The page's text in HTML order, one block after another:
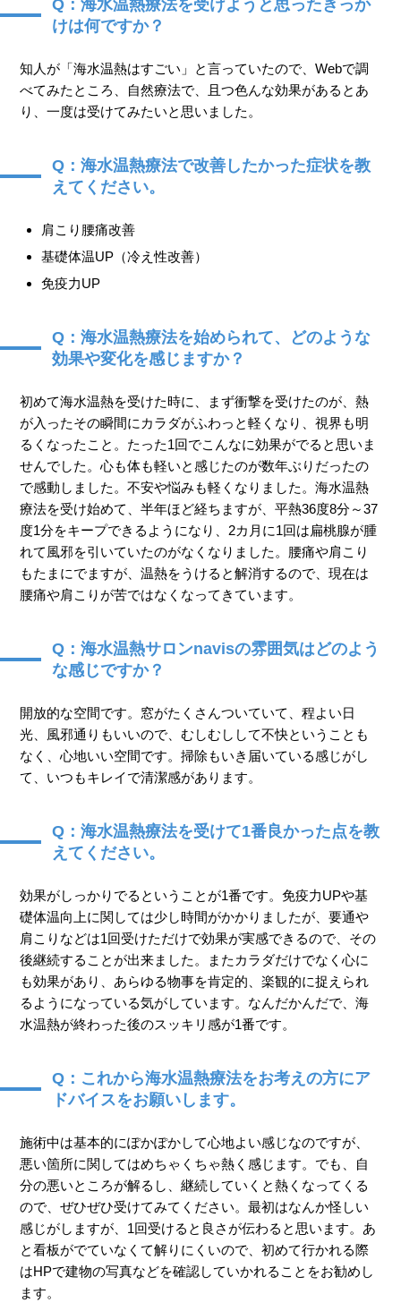
Q：海水温熱療法を受けようと思ったきっか
けは何ですか？
知人が「海水温熱はすごい」と言っていたので、Webで調
べてみたところ、自然療法で、且つ色んな効果があるとあ
り、一度は受けてみたいと思いました。
Q：海水温熱療法で改善したかった症状を教
えてください。
肩こり腰痛改善
基礎体温UP（冷え性改善）
免疫力UP
Q：海水温熱療法を始められて、どのような
効果や変化を感じますか？
初めて海水温熱を受けた時に、まず衝撃を受けたのが、熱
が入ったその瞬間にカラダがふわっと軽くなり、視界も明
るくなったこと。たった1回でこんなに効果がでると思いま
せんでした。心も体も軽いと感じたのが数年ぶりだったの
で感動しました。不安や悩みも軽くなりました。海水温熱
療法を受け始めて、半年ほど経ちますが、平熱36度8分～37
度1分をキープできるようになり、2カ月に1回は扁桃腺が腫
れて風邪を引いていたのがなくなりました。腰痛や肩こり
もたまにでますが、温熱をうけると解消するので、現在は
腰痛や肩こりが苦ではなくなってきています。
Q：海水温熱サロンnavisの雰囲気はどのよう
な感じですか？
開放的な空間です。窓がたくさんついていて、程よい日
光、風邪通りもいいので、むしむしして不快ということも
なく、心地いい空間です。掃除もいき届いている感じがし
て、いつもキレイで清潔感があります。
Q：海水温熱療法を受けて1番良かった点を教
えてください。
効果がしっかりでるということが1番です。免疫力UPや基
礎体温向上に関しては少し時間がかかりましたが、要通や
肩こりなどは1回受けただけで効果が実感できるので、その
後継続することが出来ました。またカラダだけでなく心に
も効果があり、あらゆる物事を肯定的、楽観的に捉えられ
るようになっている気がしています。なんだかんだで、海
水温熱が終わった後のスッキリ感が1番です。
Q：これから海水温熱療法をお考えの方にア
ドバイスをお願いします。
施術中は基本的にぽかぽかして心地よい感じなのですが、
悪い箇所に関してはめちゃくちゃ熱く感じます。でも、自
分の悪いところが解るし、継続していくと熱くなってくる
ので、ぜひぜひ受けてみてください。最初はなんか怪しい
感じがしますが、1回受けると良さが伝わると思います。あ
と看板がでていなくて解りにくいので、初めて行かれる際
はHPで建物の写真などを確認していかれることをお勧めし
ます。